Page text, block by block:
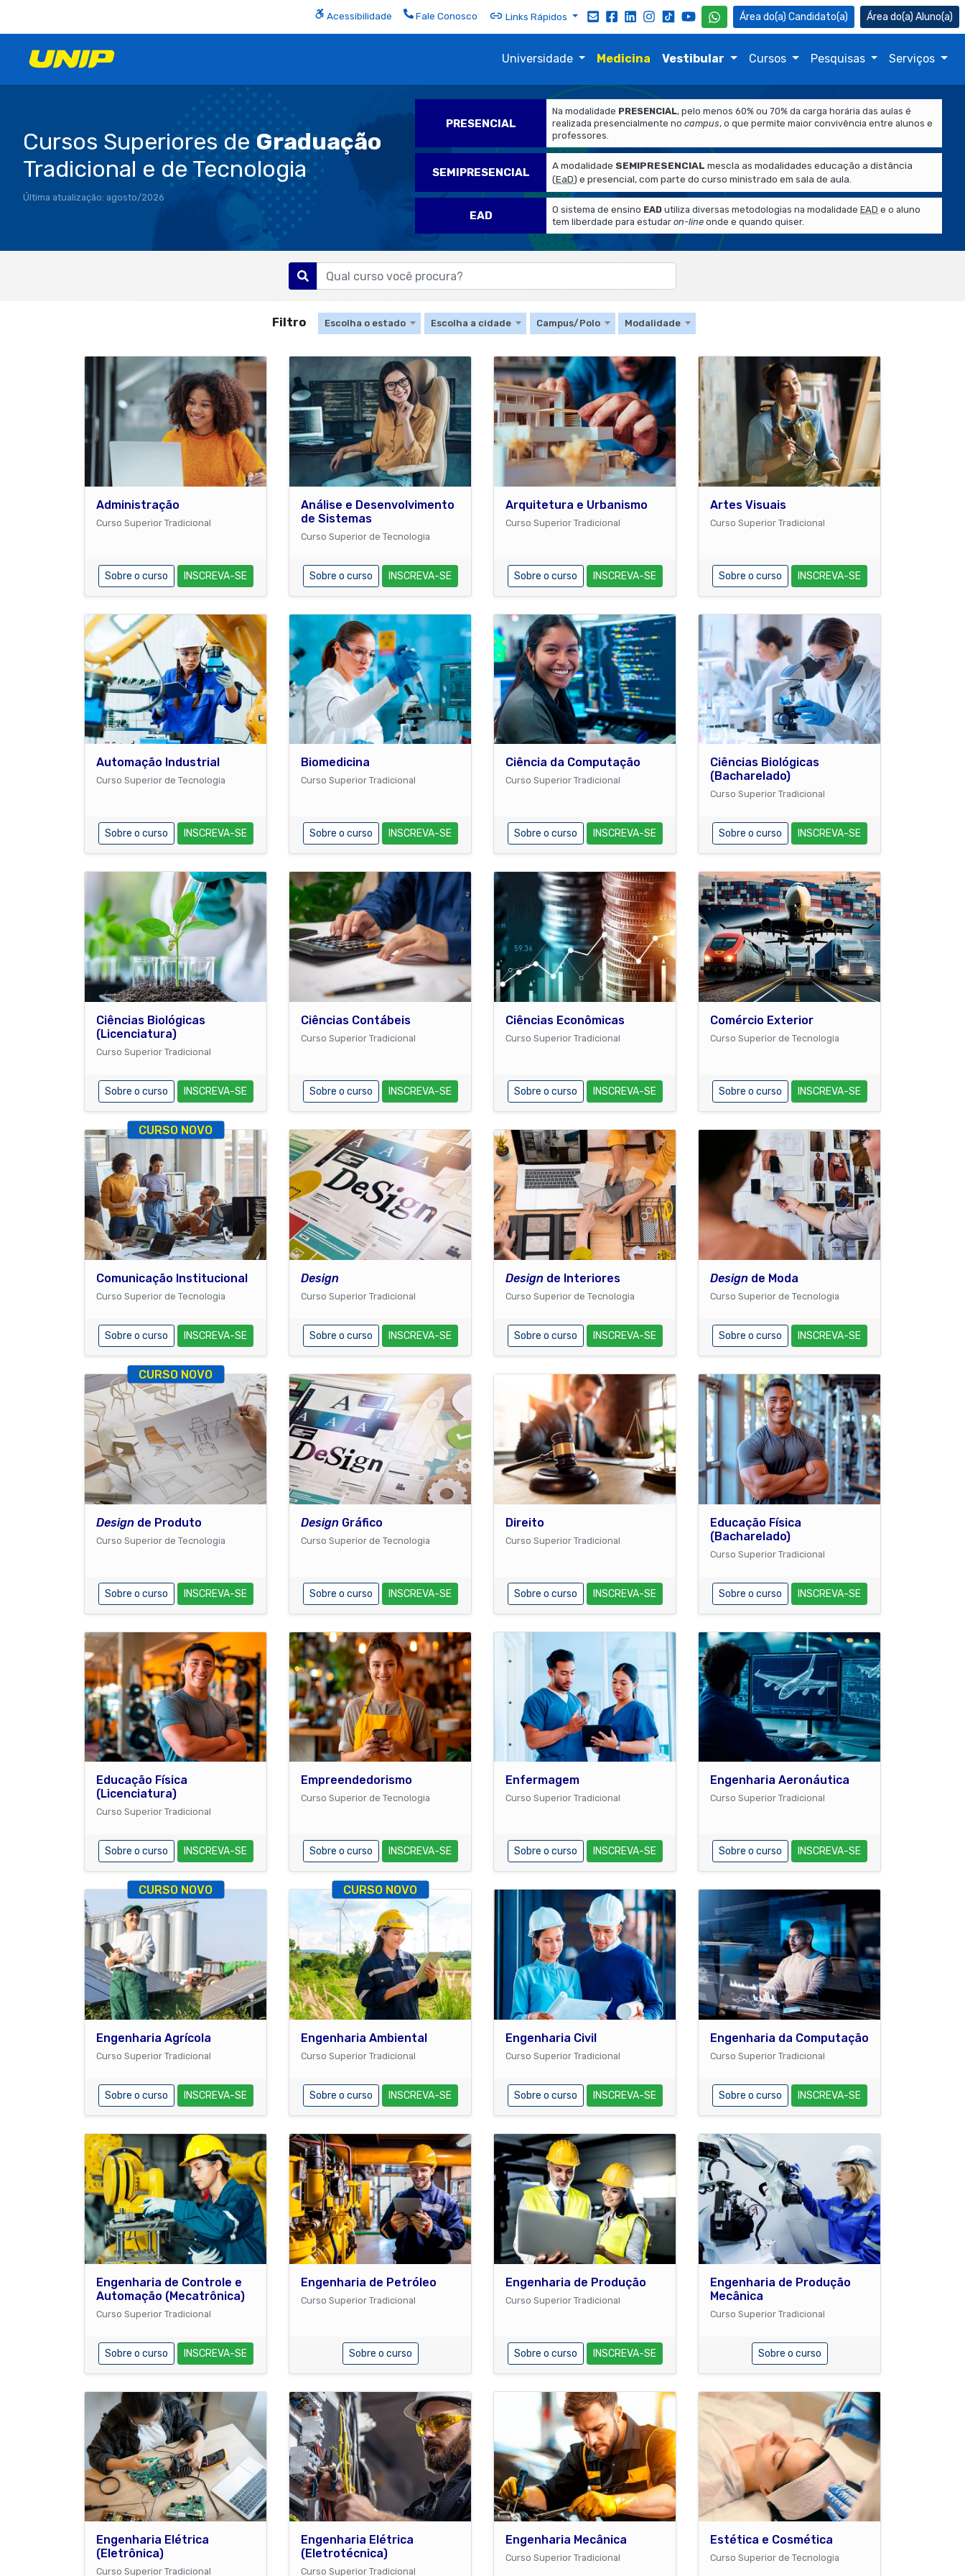
Acessibilidade Fale Conosco Links Rápidos Candidato(a) Aluno(a)
Universidade Medicina Vestibular Cursos Pesquisas Serviços
Cursos Superiores de Graduação
Tradicional e de Tecnologia
Última atualização: agosto/2026
PRESENCIAL
Na modalidade PRESENCIAL, pelo menos 60% ou 70% da carga horária das aulas é
realizada presencialmente nocampus, o que permite maior convivência entre alunos e
professores.
SEMIPRESENCIAL
A modalidadeSEMIPRESENCIAL mescla as modalidades educação a distância
(EaD) e presencial, com parte do curso ministrado em sala de aula.
EAD O sistema de ensino EAD utiliza diversas metodologias na modalidadeEAD e o aluno
tem liberdade para estudaron-line onde e quando quiser.
Filtro
LocalidadeEscolha o estado Cidade
Escolha a cidade
Campus/Polo Campus/PoloModalidadeModalidade
Administração
Curso Superior Tradicional
Sobre o curso INSCREVA-SE
Análise e Desenvolvimento
de Sistemas
Curso Superior de Tecnologia
Sobre o curso INSCREVA-SE
Arquitetura e Urbanismo
Curso Superior Tradicional
Sobre o curso INSCREVA-SE
Artes Visuais
Curso Superior Tradicional
Sobre o curso INSCREVA-SE
Automação Industrial
Curso Superior de Tecnologia
Sobre o curso INSCREVA-SE
Biomedicina
Curso Superior Tradicional
Sobre o curso INSCREVA-SE
Ciência da Computação
Curso Superior Tradicional
Sobre o curso INSCREVA-SE
Ciências Biológicas
(Bacharelado)
Curso Superior Tradicional
Sobre o curso INSCREVA-SE
Ciências Biológicas
(Licenciatura)
Curso Superior Tradicional
Sobre o curso INSCREVA-SE
Ciências Contábeis
Curso Superior Tradicional
Sobre o curso INSCREVA-SE
Ciências Econômicas
Curso Superior Tradicional
Sobre o curso INSCREVA-SE
Comércio Exterior
Curso Superior de Tecnologia
Sobre o curso INSCREVA-SE
CURSO NOVO
Comunicação Institucional
Curso Superior de Tecnologia
Sobre o curso INSCREVA-SE
Design
Curso Superior Tradicional
Sobre o curso INSCREVA-SE
Design de Interiores
Curso Superior de Tecnologia
Sobre o curso INSCREVA-SE
Design de Moda
Curso Superior de Tecnologia
Sobre o curso INSCREVA-SE
CURSO NOVO
Design de Produto
Curso Superior de Tecnologia
Sobre o curso INSCREVA-SE
Design Gráfico
Curso Superior de Tecnologia
Sobre o curso INSCREVA-SE
Direito
Curso Superior Tradicional
Sobre o curso INSCREVA-SE
Educação Física
(Bacharelado)
Curso Superior Tradicional
Sobre o curso INSCREVA-SE
Educação Física
(Licenciatura)
Curso Superior Tradicional
Sobre o curso INSCREVA-SE
Empreendedorismo
Curso Superior de Tecnologia
Sobre o curso INSCREVA-SE
Enfermagem
Curso Superior Tradicional
Sobre o curso INSCREVA-SE
Engenharia Aeronáutica
Curso Superior Tradicional
Sobre o curso INSCREVA-SE
CURSO NOVO
Engenharia Agrícola
Curso Superior Tradicional
Sobre o curso INSCREVA-SE
CURSO NOVO
Engenharia Ambiental
Curso Superior Tradicional
Sobre o curso INSCREVA-SE
Engenharia Civil
Curso Superior Tradicional
Sobre o curso INSCREVA-SE
Engenharia da Computação
Curso Superior Tradicional
Sobre o curso INSCREVA-SE
Engenharia de Controle e
Automação (Mecatrônica)
Curso Superior Tradicional
Sobre o curso INSCREVA-SE
Engenharia de Petróleo
Curso Superior Tradicional
Sobre o curso
Engenharia de Produção
Curso Superior Tradicional
Sobre o curso INSCREVA-SE
Engenharia de Produção
Mecânica
Curso Superior Tradicional
Sobre o curso
Engenharia Elétrica
(Eletrônica)
Curso Superior Tradicional
Engenharia Elétrica
(Eletrotécnica)
Curso Superior Tradicional
Engenharia Mecânica
Curso Superior Tradicional
Estética e Cosmética
Curso Superior de Tecnologia